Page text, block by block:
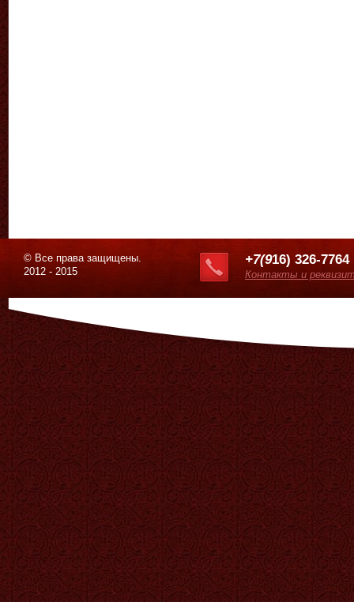
© Все права защищены.
2012 - 2015
+7(916) 326-7764
Контакты и